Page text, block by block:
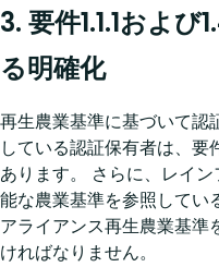
3. 要件1.1.1およ
る明確化
再生農業基準に基づいて認
している認証保有者は、要
あります。 さらに、レイ
能な農業基準を参照してい
アライアンス再生農業基準
ければなりません。